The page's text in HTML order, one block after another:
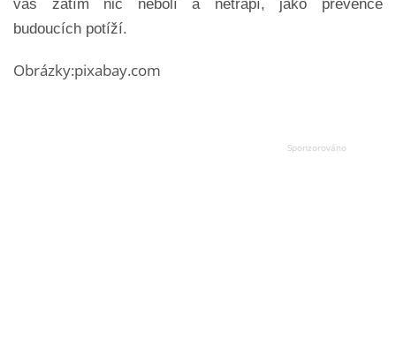
vás zatím nic nebolí a netrápí, jako prevence
budoucích potíží.
Obrázky:pixabay.com